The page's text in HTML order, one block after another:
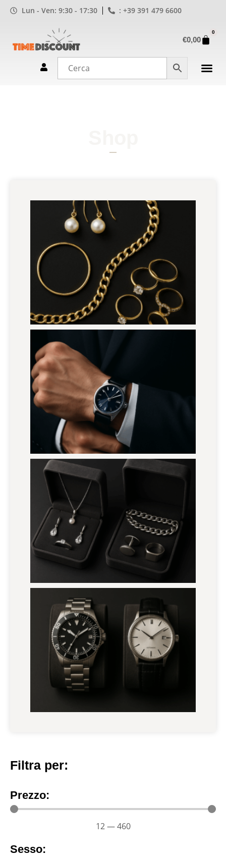
Lun - Ven: 9:30 - 17:30 : +39 391 479 6600
€0,00
0
Filtra per:
Prezzo:
12 —460
Sesso: